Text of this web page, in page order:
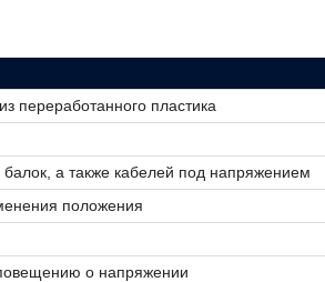
переработанного пластика
а также кабелей под напряжением
положения
о напряжении